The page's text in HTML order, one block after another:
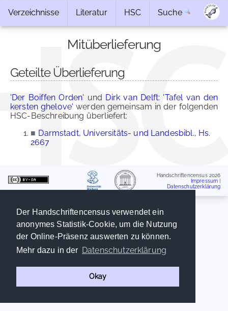
Der Handschriftencensus verwendet ein
anonymes Statistik-Cookie, um die Nutzung
der Online-Präsenz auswerten zu können.
Mehr dazu in der Datenschutzerklärung
Okay
Verzeichnisse Literatur HSC Suche
Mitüberlieferung
Geteilte Überlieferung
'Der Boiffen Orden' und Dirk van Delft: 'Tafel van den
kersten ghelove' werden gemeinsam in der folgenden
HSC-Beschreibung überliefert:
■ Darmstadt, Universitäts- und Landesbibl., Hs.
2667
Handschriftencensus 2026
Impressum
Datenschutzerklärung